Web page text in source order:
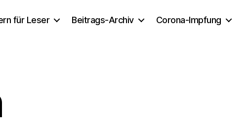
für Leser Beitrags-Archiv Corona-Impfung